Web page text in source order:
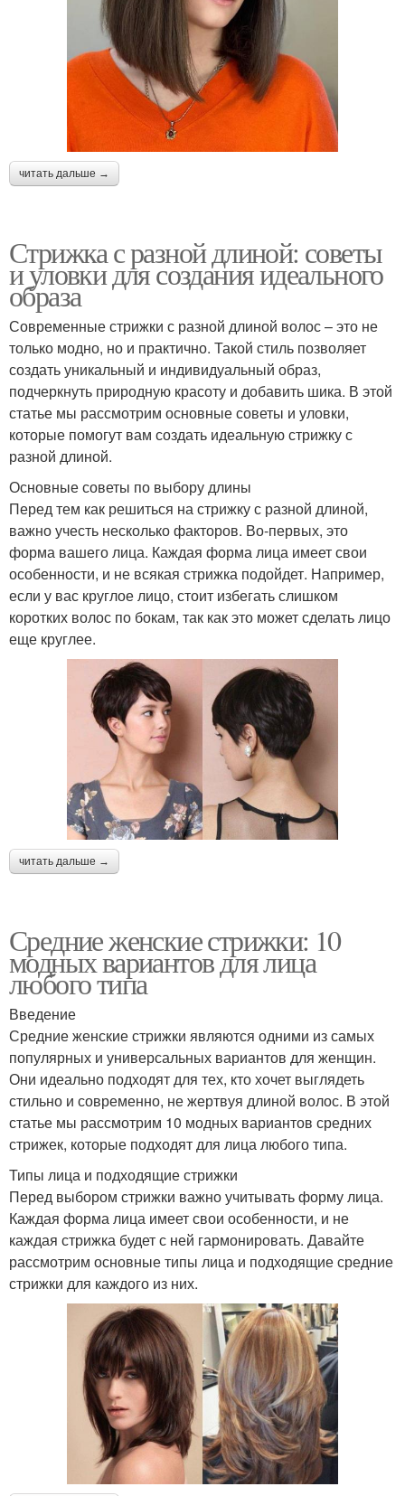
читать дальше →
Стрижка с разной длиной: советы
и уловки для создания идеального
образа
Современные стрижки с разной длиной волос – это не
только модно, но и практично. Такой стиль позволяет
создать уникальный и индивидуальный образ,
подчеркнуть природную красоту и добавить шика. В этой
статье мы рассмотрим основные советы и уловки,
которые помогут вам создать идеальную стрижку с
разной длиной.
Основные советы по выбору длины
Перед тем как решиться на стрижку с разной длиной,
важно учесть несколько факторов. Во-первых, это
форма вашего лица. Каждая форма лица имеет свои
особенности, и не всякая стрижка подойдет. Например,
если у вас круглое лицо, стоит избегать слишком
коротких волос по бокам, так как это может сделать лицо
еще круглее.
читать дальше →
Средние женские стрижки: 10
модных вариантов для лица
любого типа
Введение
Средние женские стрижки являются одними из самых
популярных и универсальных вариантов для женщин.
Они идеально подходят для тех, кто хочет выглядеть
стильно и современно, не жертвуя длиной волос. В этой
статье мы рассмотрим 10 модных вариантов средних
стрижек, которые подходят для лица любого типа.
Типы лица и подходящие стрижки
Перед выбором стрижки важно учитывать форму лица.
Каждая форма лица имеет свои особенности, и не
каждая стрижка будет с ней гармонировать. Давайте
рассмотрим основные типы лица и подходящие средние
стрижки для каждого из них.